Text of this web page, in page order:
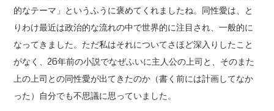
的なテーマ」というふうに褒めてくれましたね。同性愛は、と
りわけ最近は政治的な流れの中で世界的に注目され、一般的に
なってきました。ただ私はそれについてさほど深入りしたこと
がなく、26年前の小説でなぜふいに主人公の上司と、そのまた
上の上司との同性愛が出てきたのか（書く前には計画してなか
った）自分でも不思議に思っていました。